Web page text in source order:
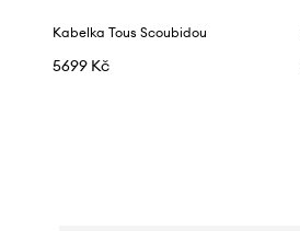
Kabelka Tous Scoubidou
5699 Kč